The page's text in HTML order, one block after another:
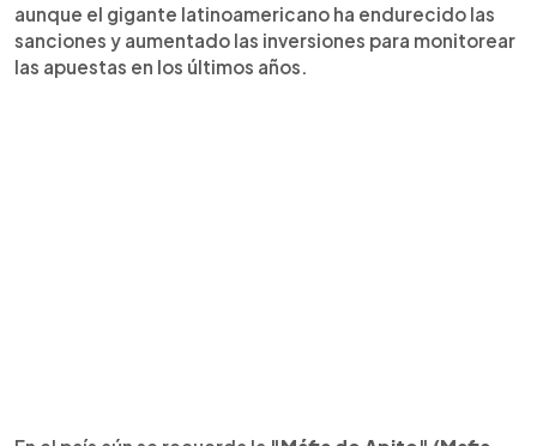
aunque el gigante latinoamericano ha endurecido las
sanciones y aumentado las inversiones para monitorear
las apuestas en los últimos años.